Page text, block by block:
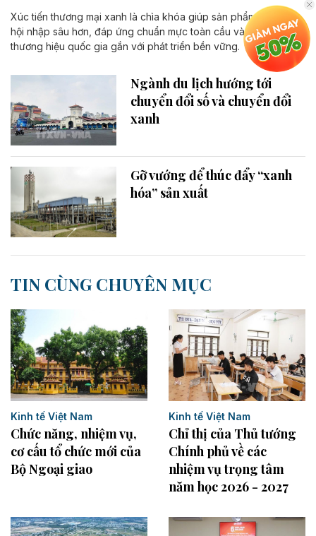
Xúc tiến thương mại xanh là chìa khóa giúp sản phẩm Việt Nam
hội nhập sâu hơn, đáp ứng chuẩn mực toàn cầu và xây dựng
thương hiệu quốc gia gắn với phát triển bền vững.
Ngành du lịch hướng tới
chuyển đổi số và chuyển đổi
xanh
Gỡ vướng để thúc đẩy “xanh
hóa” sản xuất
TIN CÙNG CHUYÊN MỤC
Kinh tế Việt Nam
Chức năng, nhiệm vụ,
cơ cấu tổ chức mới của
Bộ Ngoại giao
Kinh tế Việt Nam
Chỉ thị của Thủ tướng
Chính phủ về các
nhiệm vụ trọng tâm
năm học 2026 - 2027